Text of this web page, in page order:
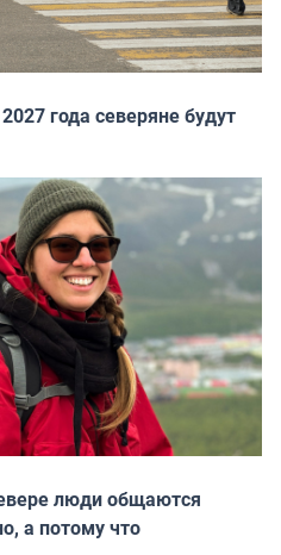
года северяне будут
люди общаются
а потому что